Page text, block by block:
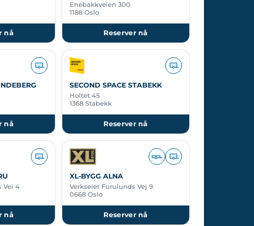
nå
Enebakkveien 300
1188 Oslo
Reserver nå
nå
SECOND SPACE STABEKK
Holtet 45
1368 Stabekk
Reserver nå
Vei 4
nå
XL-BYGG ALNA
Verkseier Furulunds Vej 9
0668 Oslo
Reserver nå